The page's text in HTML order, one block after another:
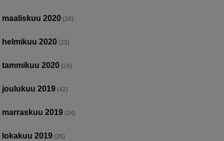
maaliskuu 2020 (26)
helmikuu 2020 (23)
tammikuu 2020 (24)
joulukuu 2019 (42)
marraskuu 2019 (24)
lokakuu 2019 (26)